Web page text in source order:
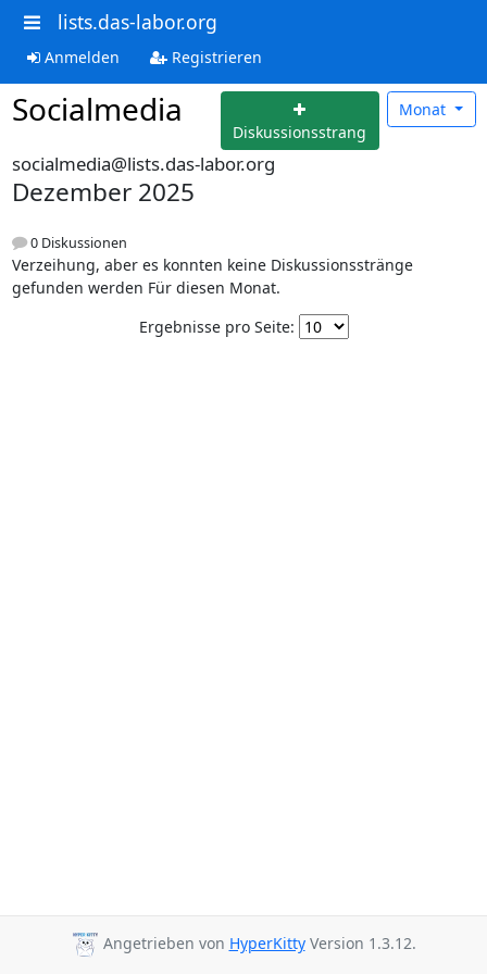
lists.das-labor.org
Anmelden Registrieren
Socialmedia
Diskussionsstrang
Monat
socialmedia@lists.das-labor.org
Dezember 2025
0 Diskussionen
Verzeihung, aber es konnten keine Diskussionsstränge
gefunden werden Für diesen Monat.
Ergebnisse pro Seite:
Angetrieben von HyperKittyVersion 1.3.12.